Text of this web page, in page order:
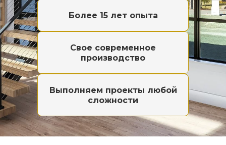
Более 15 лет опыта
Свое современное
производство
Выполняем проекты любой
сложности